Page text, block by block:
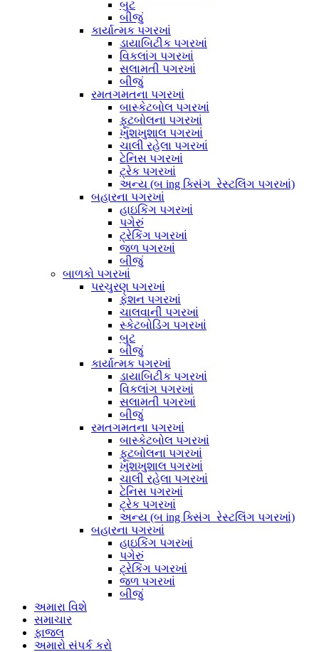
બુટ
બીજું
કાર્યાત્મક પગરખાં
ડાયાબિટીક પગરખાં
વિકલાંગ પગરખાં
સલામતી પગરખાં
બીજું
રમતગમતના પગરખાં
બાસ્કેટબોલ પગરખાં
ફૂટબોલના પગરખાં
ખુશખુશાલ પગરખાં
ચાલી રહેલા પગરખાં
ટેનિસ પગરખાં
ટ્રેક પગરખાં
અન્ય (બ ing ક્સિંગ_રેસ્ટલિંગ પગરખાં)
બહારના પગરખાં
હાઇકિંગ પગરખાં
પગેરું
ટ્રેકિંગ પગરખાં
જળ પગરખાં
બીજું
બાળકો પગરખાં
પરચુરણ પગરખાં
ફેશન પગરખાં
ચાલવાની પગરખાં
સ્કેટબોડિંગ પગરખાં
બુટ
બીજું
કાર્યાત્મક પગરખાં
ડાયાબિટીક પગરખાં
વિકલાંગ પગરખાં
સલામતી પગરખાં
બીજું
રમતગમતના પગરખાં
બાસ્કેટબોલ પગરખાં
ફૂટબોલના પગરખાં
ખુશખુશાલ પગરખાં
ચાલી રહેલા પગરખાં
ટેનિસ પગરખાં
ટ્રેક પગરખાં
અન્ય (બ ing ક્સિંગ_રેસ્ટલિંગ પગરખાં)
બહારના પગરખાં
હાઇકિંગ પગરખાં
પગેરું
ટ્રેકિંગ પગરખાં
જળ પગરખાં
બીજું
અમારા વિશે
સમાચાર
ફાજલ
અમારો સંપર્ક કરો